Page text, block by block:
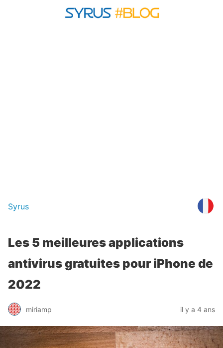
Syrus
Les 5 meilleures applications
antivirus gratuites pour iPhone de
2022
miriamp il y a 4 ans